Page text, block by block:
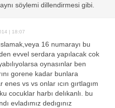
söylemi dillendirmesi gibi.
| 18:07
16 numarayı bu
evvel serdara yapılacak cok
oynasınlar ben
gorene kadar bunlara
vs vs onlar ıcın gırtlagım
cocuklar harbı delıkanlı. bu
evladımız dedıgınız